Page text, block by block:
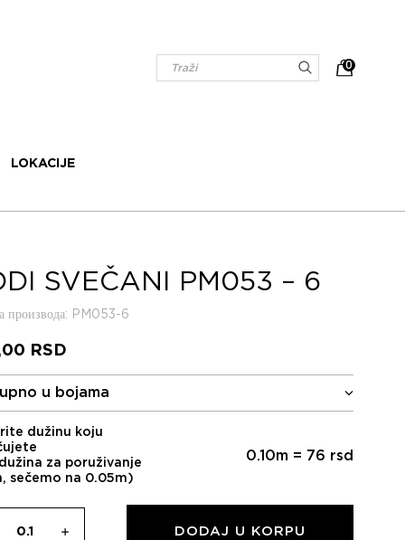
0
LOKACIJE
SVEČANI PM053 – 6
производа: PM053-6
RSD
u bojama
dužinu koju
za poruživanje
sečemo na 0.05m)
0.10m = 76 rsd
DODAJ U KORPU